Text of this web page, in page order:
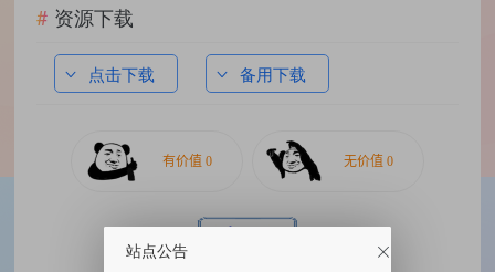
资源下载
点击下载 备用下载
站点公告